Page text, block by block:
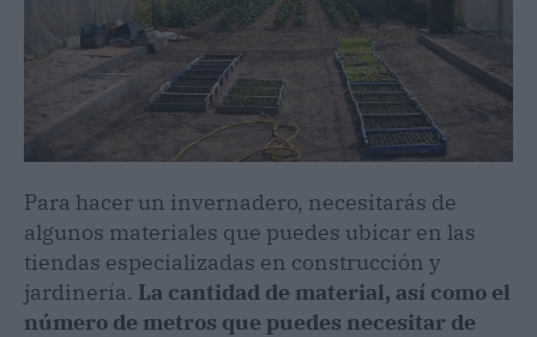
Para hacer un invernadero, necesitarás de
algunos materiales que puedes ubicar en las
tiendas especializadas en construcción y
jardinería. La cantidad de material, así como el
número de metros que puedes necesitar de